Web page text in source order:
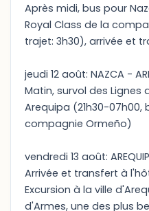
Après midi, bus pour
Royal Class de la
trajet: 3h30), arrivée et
jeudi 12 août: NAZCA -
Matin, survol des Lignes
Arequipa (21h30-07h00,
compagnie Ormeño)
vendredi 13 août:
Arrivée et transfert à
Excursion à la ville
d'Armes, une des plus